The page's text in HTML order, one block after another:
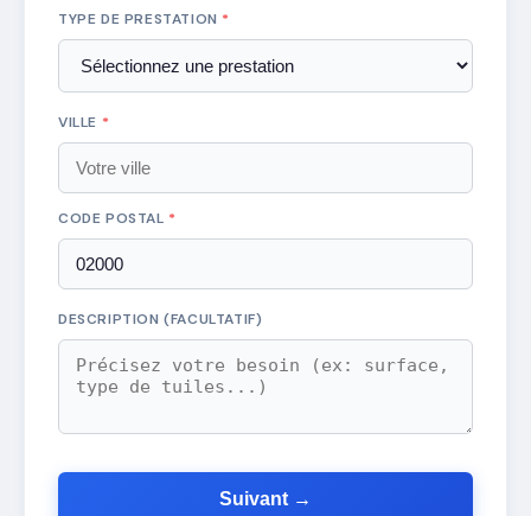
TYPE DE PRESTATION *
VILLE *
CODE POSTAL *
DESCRIPTION (FACULTATIF)
Suivant →